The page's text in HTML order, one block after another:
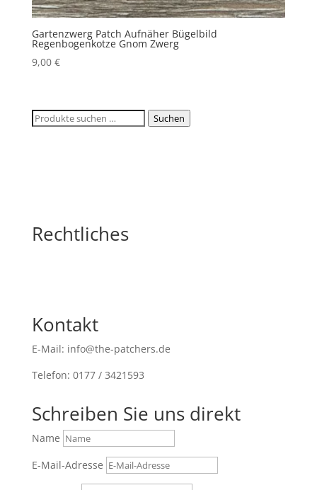
Gartenzwerg Patch Aufnäher Bügelbild
Regenbogenkotze Gnom Zwerg
9,00 €
Suchen
Suchen
Rechtliches
Kontakt
E-Mail: info@the-patchers.de
Telefon: 0177 / 3421593
Schreiben Sie uns direkt
Name
E-Mail-Adresse